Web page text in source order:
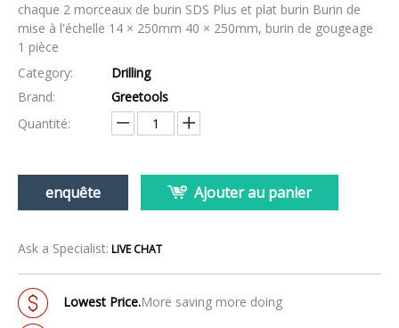
chaque 2 morceaux de burin SDS Plus et plat burin Burin de
mise à l'échelle 14 × 250mm 40 × 250mm, burin de gougeage
1 pièce
Category:
Drilling
Brand:
Greetools
Quantité:
enquête Ajouter au panier
Ask a Specialist: LIVE CHAT
Lowest Price.More saving more doing